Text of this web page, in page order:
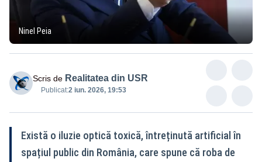
Ninel Peia
Scris de Realitatea din USR
Publicat:2 iun. 2026, 19:53
Există o iluzie optică toxică, întreținută artificial în
spațiul public din România, care spune că roba de